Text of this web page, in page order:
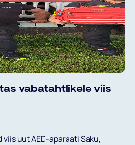
vabatahtlikele viis
uut AED-aparaati Saku,